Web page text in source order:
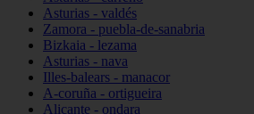
Asturias - valdés
Zamora - puebla-de-sanabria
Bizkaia - lezama
Asturias - nava
Illes-balears - manacor
A-coruña - ortigueira
Alicante - ondara